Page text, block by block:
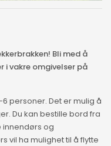
Bli med å
i vakre omgivelser på
personer. Det er mulig å
Du kan bestille bord fra
innendørs og
vil ha mulighet til å flytte